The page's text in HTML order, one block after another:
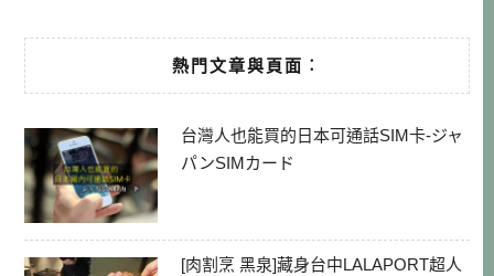
熱門文章與頁面︰
台灣人也能買的日本可通話SIM卡-ジャ
パンSIMカード
[肉割烹 黑泉]藏身台中LALAPORT超人